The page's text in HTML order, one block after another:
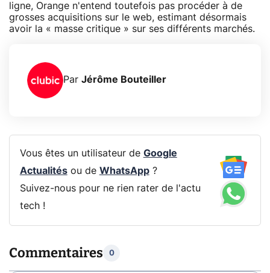
ligne, Orange n'entend toutefois pas procéder à de
grosses acquisitions sur le web, estimant désormais
avoir la « masse critique » sur ses différents marchés.
Par Jérôme Bouteiller
Vous êtes un utilisateur de Google
Actualitésou de WhatsApp?
Suivez-nous pour ne rien rater de l'actu
tech !
Commentaires 0